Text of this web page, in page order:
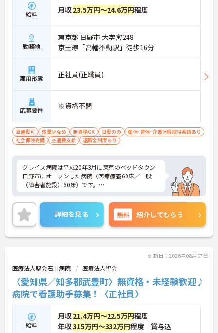
給料 月収 23.5万円～24.6万円程度
勤務地
東京都 日野市 大字宮248
京王線「高幡不動駅」徒歩16分
雇用形態 正社員(正職員)
応募要件 ※資格不問
車通勤可 残業少なめ 無資格OK 日勤のみ
産休･育休･介護休暇取得実績あり
社会保険完備
交通費支給 退職金制度あり
グレイス病院は平成20年3月に東京のベッドタウン
日野市にオープンした病院（医療療養60床／一般
（障害者施設）60床）です。
診療科目は内科・消化器内科・小児内科で、電子カ
ルテ、オーダリングシステムを導入しています。
看護基準は一般病棟（障害者施設）13:1、医療療養
病棟20:1です。
・認定看護師資格取得支援制度の導入
・職場環境アンケートの実施
・ポイント制報奨制度による賞与加算
やりがいを持って長く働き続けられる職場環境作り
詳細を見る 無料 紹介してもらう
更新日：2026年08月07日
医療法人聖会石川病院 医療法人聖会
〈愛知県／知多郡武豊町〉無資格・未経験歓迎♪
病院で看護助手募集！〈正社員〉
給料
月収 21.4万円～22.5万円程度
年収315万円～332万円程度 賞与込